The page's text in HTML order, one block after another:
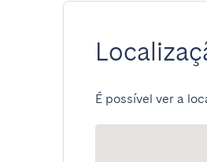
É possível ver a